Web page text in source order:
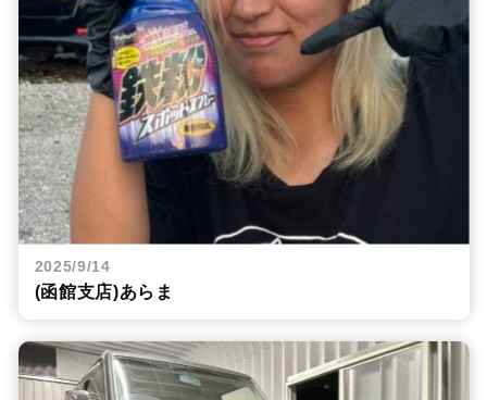
2025/9/14
(函館支店)あらま